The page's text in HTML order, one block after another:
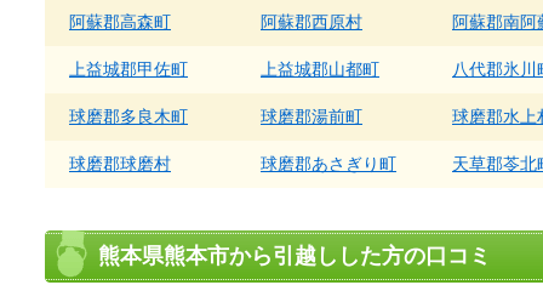
阿蘇郡高森町 阿蘇郡西原村 阿蘇郡南阿
上益城郡甲佐町 上益城郡山都町 八代郡氷川
球磨郡多良木町 球磨郡湯前町 球磨郡水上
球磨郡球磨村 球磨郡あさぎり町 天草郡苓北
熊本県熊本市から引越しした方の口コミ